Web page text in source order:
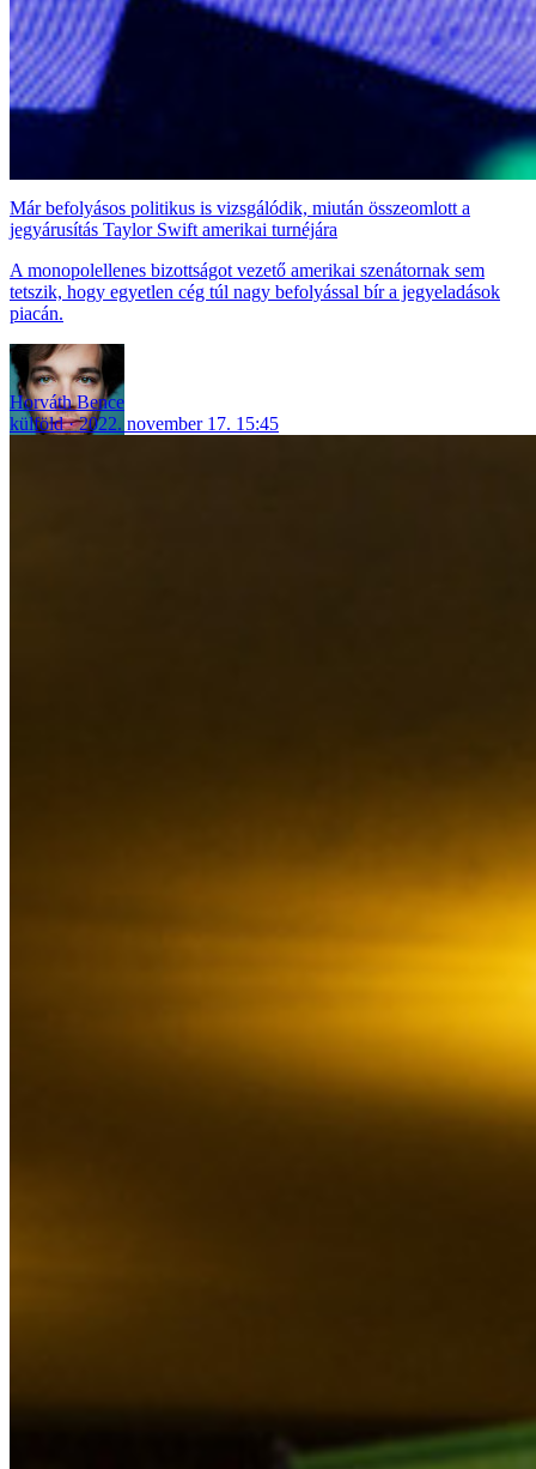
Már befolyásos politikus is vizsgálódik, miután összeomlott a
jegyárusítás Taylor Swift amerikai turnéjára
A monopolellenes bizottságot vezető amerikai szenátornak sem
tetszik, hogy egyetlen cég túl nagy befolyással bír a jegyeladások
piacán.
Horváth Bence
külföld
2022. november 17. 15:45